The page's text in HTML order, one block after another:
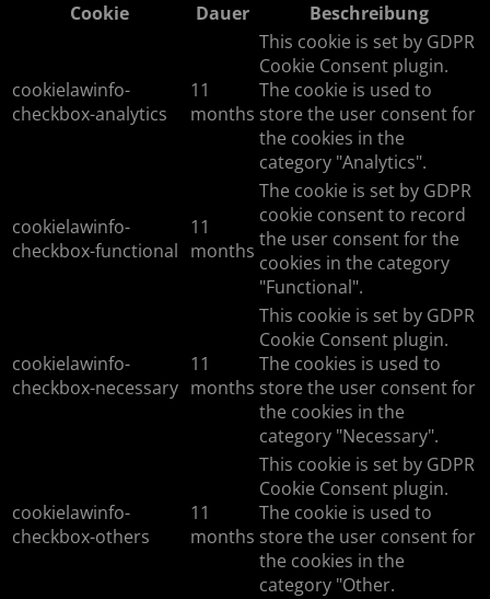
Cookie
Dauer Beschreibung
cookielawinfo-
checkbox-analytics
11
months
This cookie is set by GDPR
Cookie Consent plugin.
The cookie is used to
store the user consent for
the cookies in the
category "Analytics".
cookielawinfo-
checkbox-functional
11
months
The cookie is set by GDPR
cookie consent to record
the user consent for the
cookies in the category
"Functional".
cookielawinfo-
checkbox-necessary
11
months
This cookie is set by GDPR
Cookie Consent plugin.
The cookies is used to
store the user consent for
the cookies in the
category "Necessary".
cookielawinfo-
checkbox-others
11
months
This cookie is set by GDPR
Cookie Consent plugin.
The cookie is used to
store the user consent for
the cookies in the
category "Other.